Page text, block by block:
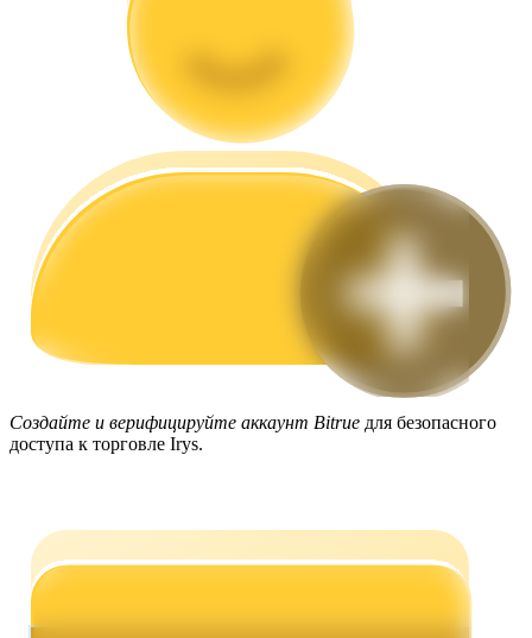
Руководство для начинающих по фьючерсам
Узнайте, как оставаться прибыльным
Создайте и верифицируйте аккаунт Bitrue для безопасного
доступа к торговле Irys.